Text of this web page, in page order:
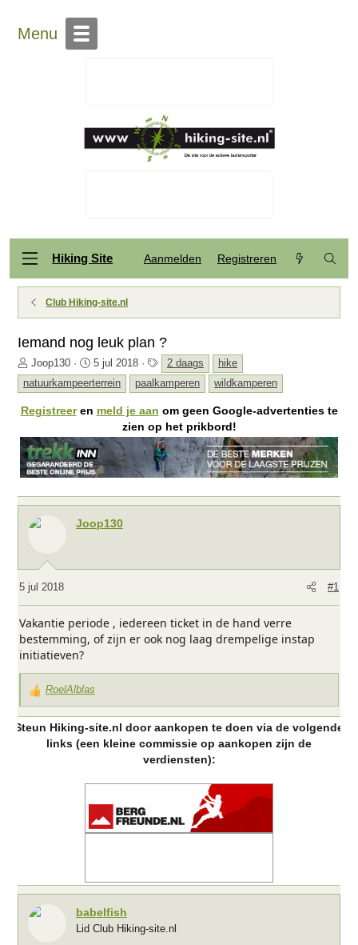
Menu
Hiking Site Aanmelden Registreren
Club Hiking-site.nl
Iemand nog leuk plan ?
O
n
d
e
w
e
r
s
t
t
e
Joop130
S
t
a
d
a
t
m
5 jul 2018
a
g
s
2 daags
hike
natuurkampeerterrein
paalkamperen wildkamperen
Registreeren meld je aan om geen Google-advertenties te
zien op het prikbord!
Joop130
5 jul 2018 #1
Vakantie periode , iedereen ticket in de hand verre
bestemming, of zijn er ook nog laag drempelige instap
initiatieven?
W
a
:
RoelAlblas
Steun Hiking-site.nl door aankopen te doen via de volgende
links (een kleine commissie op aankopen zijn de
verdiensten):
babelfish
Lid Club Hiking-site.nl